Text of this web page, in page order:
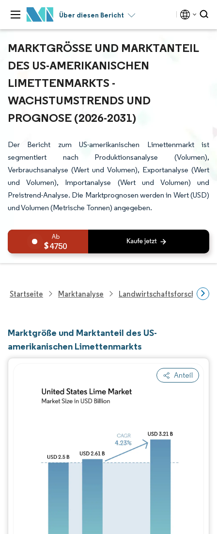
Über diesen Bericht
MARKTGRÖSSE UND MARKTANTEIL D
ES US-AMERIKANISCHEN L
IMETTENMARKTS - W
ACHSTUMSTRENDS UND P
ROGNOSE (2026-2031)
Der Bericht zum US-amerikanischen Limettenmarkt ist
segmentiert nach Produktionsanalyse (Volumen),
Verbrauchsanalyse (Wert und Volumen), Exportanalyse (Wert
und Volumen), Importanalyse (Wert und Volumen) und
Preistrend-Analyse. Die Marktprognosen werden in Wert (USD)
und Volumen (Metrische Tonnen) angegeben.
4750
Startseite Marktanalyse Landwirtschaftsforschung
Marktgröße und Marktanteil des US-
amerikanischen Limettenmarkts
Anteil